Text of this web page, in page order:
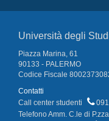
Università degli
Piazza Marina, 61
90133 - PALERMO
Codice Fiscale
Contatti
Call center studenti
Telefono Amm. C.le di